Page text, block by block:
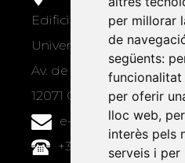
per millorar
de
següents:
per oferir
lloc web,
interès pels
serveis i
Edifici Àgora
Universitat Jaume I,
Av. de Vicent Sos Baynat,
12071 Castelló de la
e-buc@vives.org
+34 964 72 89 93